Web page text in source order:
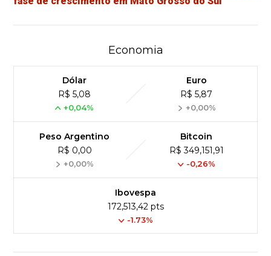
Economia
Dólar
R$ 5,08
+0,04%
Euro
R$ 5,87
+0,00%
Peso Argentino
R$ 0,00
+0,00%
Bitcoin
R$ 349,151,91
-0,26%
Ibovespa
172,513,42 pts
-1.73%